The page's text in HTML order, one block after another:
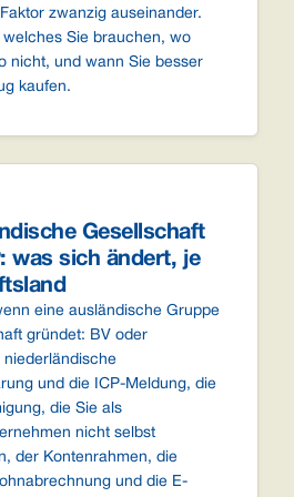
zwanzig auseinander.
welches Sie brauchen, wo
nicht, und wann Sie besser
kaufen.
Gesellschaft
was sich ändert, je
eine ausländische Gruppe
gründet: BV oder
niederländische
und die ICP-Meldung, die
die Sie als
nicht selbst
der Kontenrahmen, die
und die E-